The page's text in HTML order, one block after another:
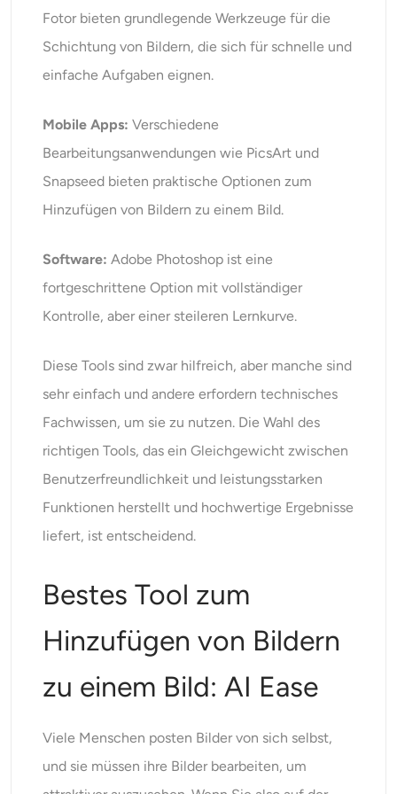
Fotor bieten grundlegende Werkzeuge für die
Schichtung von Bildern, die sich für schnelle und
einfache Aufgaben eignen.
Mobile Apps: Verschiedene
Bearbeitungsanwendungen wie PicsArt und
Snapseed bieten praktische Optionen zum
Hinzufügen von Bildern zu einem Bild.
Software: Adobe Photoshop ist eine
fortgeschrittene Option mit vollständiger
Kontrolle, aber einer steileren Lernkurve.
Diese Tools sind zwar hilfreich, aber manche sind
sehr einfach und andere erfordern technisches
Fachwissen, um sie zu nutzen. Die Wahl des
richtigen Tools, das ein Gleichgewicht zwischen
Benutzerfreundlichkeit und leistungsstarken
Funktionen herstellt und hochwertige Ergebnisse
liefert, ist entscheidend.
Bestes Tool zum
Hinzufügen von Bildern
zu einem Bild: AI Ease
Viele Menschen posten Bilder von sich selbst,
und sie müssen ihre Bilder bearbeiten, um